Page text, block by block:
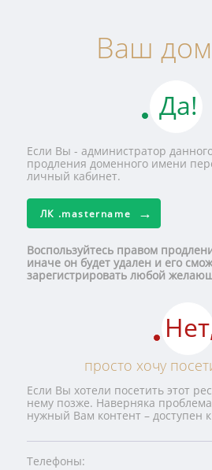
Ваш
Да!
Если Вы - администратор
продления доменного имени
личный кабинет.
ЛК .mastername
Воспользуйтесь правом
иначе он будет удален и его
зарегистрировать любой
просто хочу
Если Вы хотели посетить этот
нему позже. Наверняка
нужный Вам контент – доступен
Телефоны: